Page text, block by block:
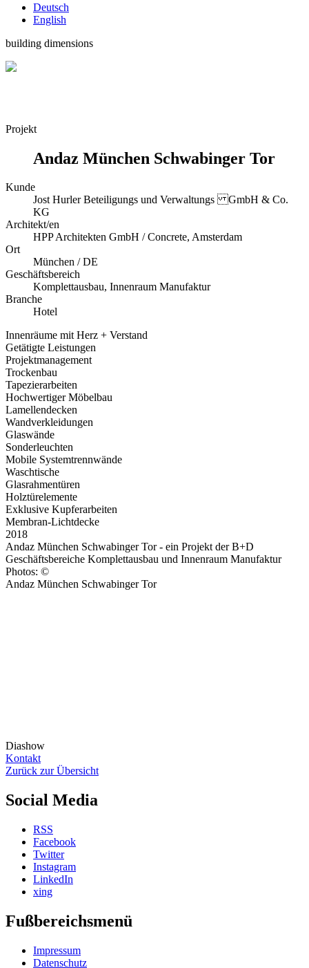
Deutsch
English
building dimensions
Projekt
Andaz München Schwabinger Tor
Kunde
Jost Hurler Beteiligungs und Verwaltungs GmbH & Co.
KG
Architekt/en
HPP Architekten GmbH / Concrete, Amsterdam
Ort
München / DE
Geschäftsbereich
Komplettausbau, Innenraum Manufaktur
Branche
Hotel
Innenräume mit Herz + Verstand
Getätigte Leistungen
Projektmanagement
Trockenbau
Tapezierarbeiten
Hochwertiger Möbelbau
Lamellendecken
Wandverkleidungen
Glaswände
Sonderleuchten
Mobile Systemtrennwände
Waschtische
Glasrahmentüren
Holztürelemente
Exklusive Kupferarbeiten
Membran-Lichtdecke
2018
Andaz München Schwabinger Tor - ein Projekt der B+D
Geschäftsbereiche Komplettausbau und Innenraum Manufaktur
Photos: ©
Andaz München Schwabinger Tor
Diashow
Kontakt
Zurück zur Übersicht
Social Media
RSS
Facebook
Twitter
Instagram
LinkedIn
xing
Fußbereichsmenü
Impressum
Datenschutz